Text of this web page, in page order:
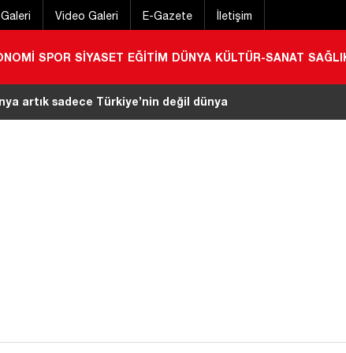
Video Galeri E-Gazete İletişim
SPOR SİYASET EĞİTİM DÜNYA KÜLTÜR-SANAT
artık sadece Türkiye’nin değil dünyanın en